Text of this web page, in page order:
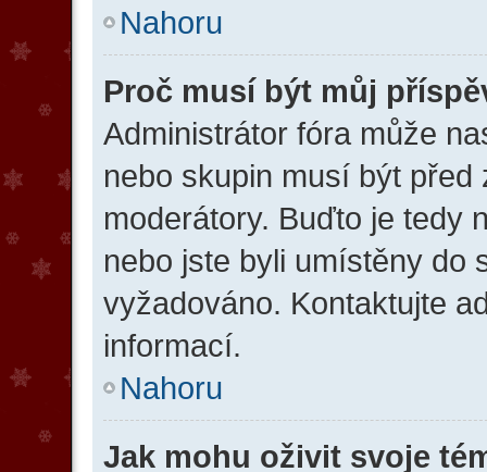
Nahoru
Proč musí být můj
Administrátor fóra může
nebo skupin musí být
moderátory. Buďto je tedy
nebo jste byli umístěny do
vyžadováno. Kontaktujte
informací.
Nahoru
Jak mohu oživit svoje